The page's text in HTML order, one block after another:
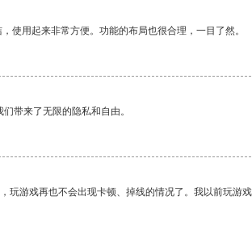
使用起来非常方便。功能的布局也很合理，一目了然。
带来了无限的隐私和自由。
玩游戏再也不会出现卡顿、掉线的情况了。我以前玩游